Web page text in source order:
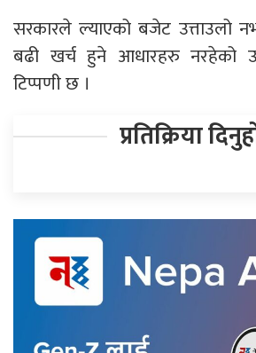
सरकारले ल्याएको बजेट उत्ताउलो
बढी खर्च हुने आधारहरु नरहेको
टिप्पणी छ ।
प्रतिक्रिया